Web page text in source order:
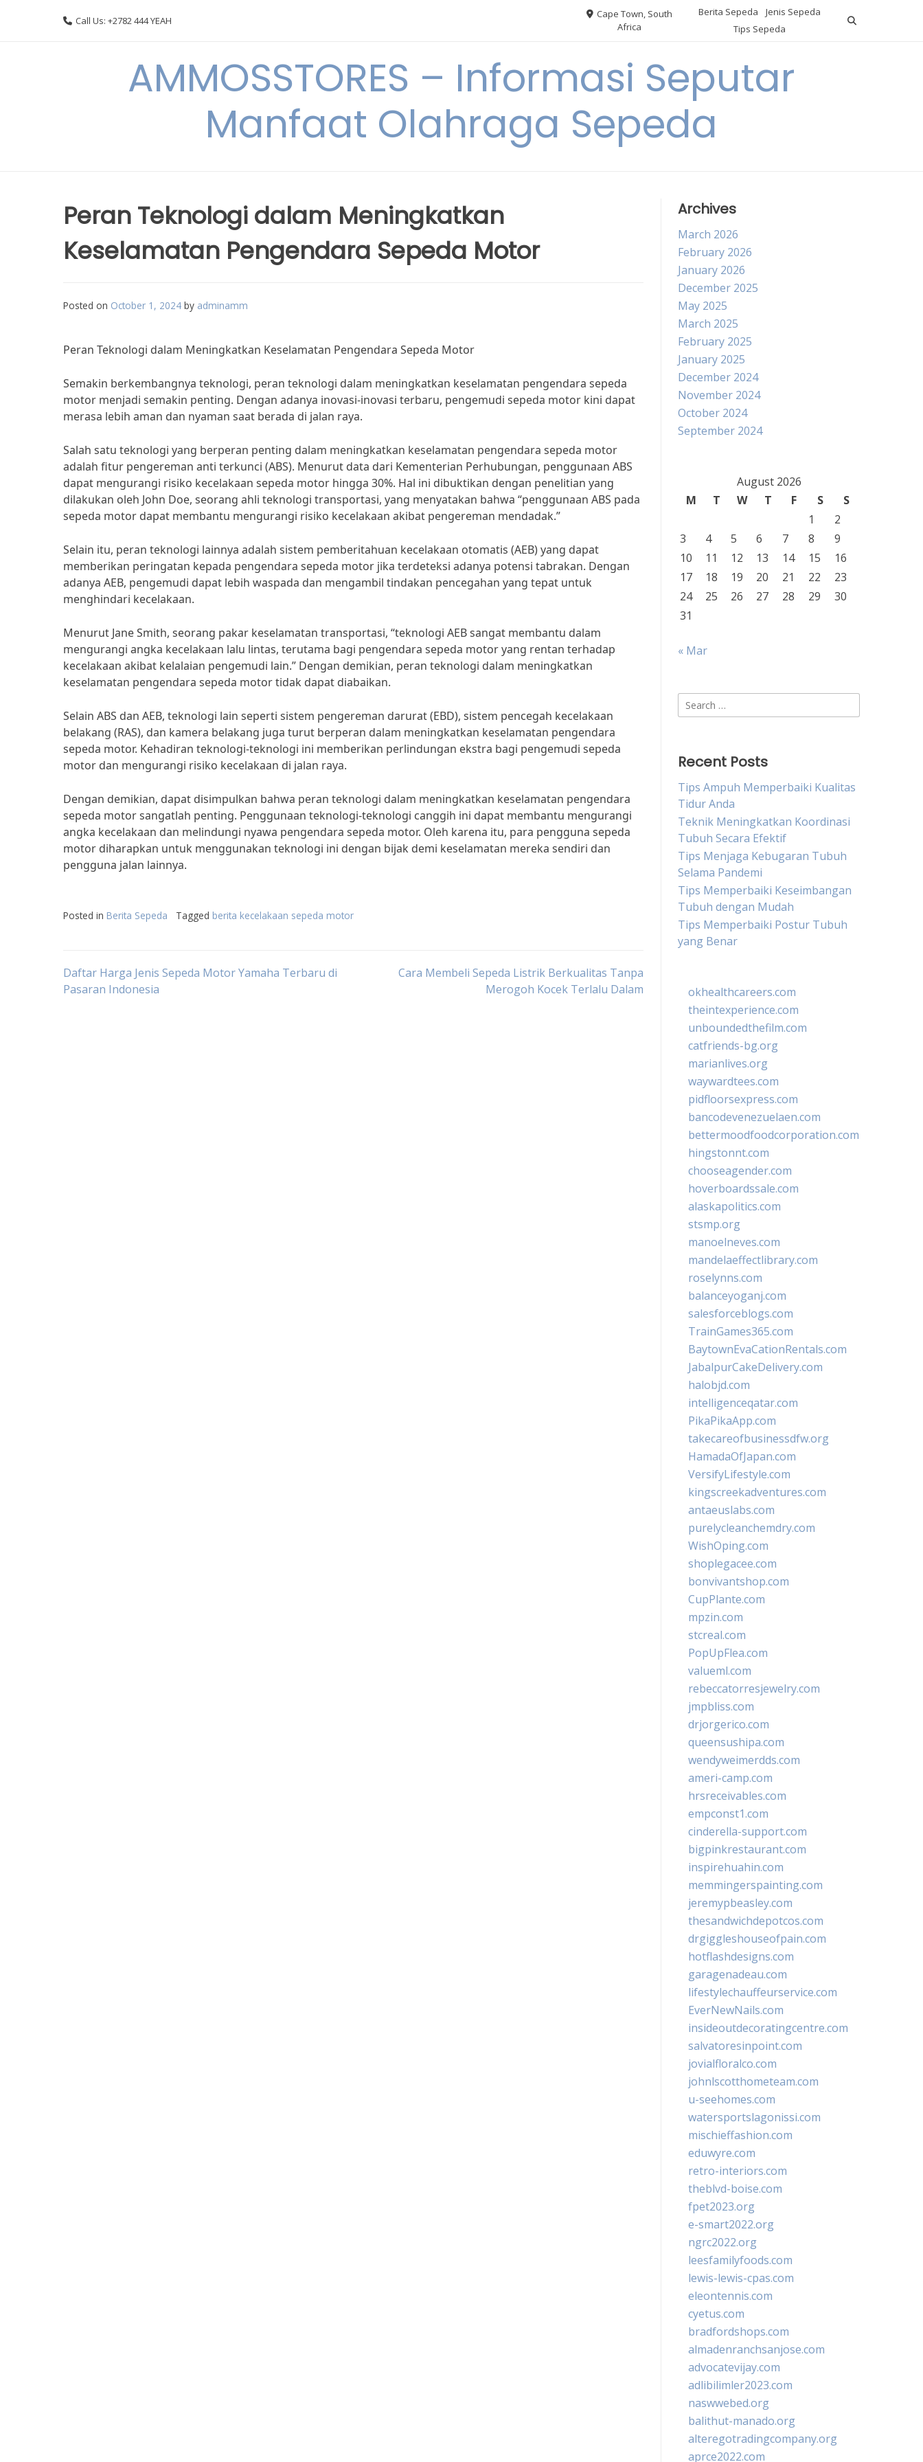
Call Us: +2782 444 YEAH
Cape Town, South
Africa
Berita Sepeda
Jenis Sepeda
Tips Sepeda
AMMOSSTORES – Informasi Seputar
Manfaat Olahraga Sepeda
Peran Teknologi dalam Meningkatkan
Keselamatan Pengendara Sepeda Motor
Posted on October 1, 2024 by adminamm
Peran Teknologi dalam Meningkatkan Keselamatan Pengendara Sepeda Motor
Semakin berkembangnya teknologi, peran teknologi dalam meningkatkan keselamatan pengendara sepeda
motor menjadi semakin penting. Dengan adanya inovasi-inovasi terbaru, pengemudi sepeda motor kini dapat
merasa lebih aman dan nyaman saat berada di jalan raya.
Salah satu teknologi yang berperan penting dalam meningkatkan keselamatan pengendara sepeda motor
adalah fitur pengereman anti terkunci (ABS). Menurut data dari Kementerian Perhubungan, penggunaan ABS
dapat mengurangi risiko kecelakaan sepeda motor hingga 30%. Hal ini dibuktikan dengan penelitian yang
dilakukan oleh John Doe, seorang ahli teknologi transportasi, yang menyatakan bahwa “penggunaan ABS pada
sepeda motor dapat membantu mengurangi risiko kecelakaan akibat pengereman mendadak.”
Selain itu, peran teknologi lainnya adalah sistem pemberitahuan kecelakaan otomatis (AEB) yang dapat
memberikan peringatan kepada pengendara sepeda motor jika terdeteksi adanya potensi tabrakan. Dengan
adanya AEB, pengemudi dapat lebih waspada dan mengambil tindakan pencegahan yang tepat untuk
menghindari kecelakaan.
Menurut Jane Smith, seorang pakar keselamatan transportasi, “teknologi AEB sangat membantu dalam
mengurangi angka kecelakaan lalu lintas, terutama bagi pengendara sepeda motor yang rentan terhadap
kecelakaan akibat kelalaian pengemudi lain.” Dengan demikian, peran teknologi dalam meningkatkan
keselamatan pengendara sepeda motor tidak dapat diabaikan.
Selain ABS dan AEB, teknologi lain seperti sistem pengereman darurat (EBD), sistem pencegah kecelakaan
belakang (RAS), dan kamera belakang juga turut berperan dalam meningkatkan keselamatan pengendara
sepeda motor. Kehadiran teknologi-teknologi ini memberikan perlindungan ekstra bagi pengemudi sepeda
motor dan mengurangi risiko kecelakaan di jalan raya.
Dengan demikian, dapat disimpulkan bahwa peran teknologi dalam meningkatkan keselamatan pengendara
sepeda motor sangatlah penting. Penggunaan teknologi-teknologi canggih ini dapat membantu mengurangi
angka kecelakaan dan melindungi nyawa pengendara sepeda motor. Oleh karena itu, para pengguna sepeda
motor diharapkan untuk menggunakan teknologi ini dengan bijak demi keselamatan mereka sendiri dan
pengguna jalan lainnya.
Posted in Berita Sepeda Tagged berita kecelakaan sepeda motor
Post
Daftar Harga Jenis Sepeda Motor Yamaha Terbaru di
Pasaran Indonesia
Cara Membeli Sepeda Listrik Berkualitas Tanpa
Merogoh Kocek Terlalu Dalam
Archives
March 2026
February 2026
January 2026
December 2025
May 2025
March 2025
February 2025
January 2025
December 2024
November 2024
October 2024
September 2024
August 2026
M
T W T F S
S
1
2
3
4 5 6 7 8
9
10
11 12 13 14 15
16
17
18 19 20 21 22
23
24
25 26 27 28 29
30
31
« Mar
Search
for:
Recent Posts
Tips Ampuh Memperbaiki Kualitas
Tidur Anda
Teknik Meningkatkan Koordinasi
Tubuh Secara Efektif
Tips Menjaga Kebugaran Tubuh
Selama Pandemi
Tips Memperbaiki Keseimbangan
Tubuh dengan Mudah
Tips Memperbaiki Postur Tubuh
yang Benar
okhealthcareers.com
theintexperience.com
unboundedthefilm.com
catfriends-bg.org
marianlives.org
waywardtees.com
pidfloorsexpress.com
bancodevenezuelaen.com
bettermoodfoodcorporation.com
hingstonnt.com
chooseagender.com
hoverboardssale.com
alaskapolitics.com
stsmp.org
manoelneves.com
mandelaeffectlibrary.com
roselynns.com
balanceyoganj.com
salesforceblogs.com
TrainGames365.com
BaytownEvaCationRentals.com
JabalpurCakeDelivery.com
halobjd.com
intelligenceqatar.com
PikaPikaApp.com
takecareofbusinessdfw.org
HamadaOfJapan.com
VersifyLifestyle.com
kingscreekadventures.com
antaeuslabs.com
purelycleanchemdry.com
WishOping.com
shoplegacee.com
bonvivantshop.com
CupPlante.com
mpzin.com
stcreal.com
PopUpFlea.com
valueml.com
rebeccatorresjewelry.com
jmpbliss.com
drjorgerico.com
queensushipa.com
wendyweimerdds.com
ameri-camp.com
hrsreceivables.com
empconst1.com
cinderella-support.com
bigpinkrestaurant.com
inspirehuahin.com
memmingerspainting.com
jeremypbeasley.com
thesandwichdepotcos.com
drgiggleshouseofpain.com
hotflashdesigns.com
garagenadeau.com
lifestylechauffeurservice.com
EverNewNails.com
insideoutdecoratingcentre.com
salvatoresinpoint.com
jovialfloralco.com
johnlscotthometeam.com
u-seehomes.com
watersportslagonissi.com
mischieffashion.com
eduwyre.com
retro-interiors.com
theblvd-boise.com
fpet2023.org
e-smart2022.org
ngrc2022.org
leesfamilyfoods.com
lewis-lewis-cpas.com
eleontennis.com
cyetus.com
bradfordshops.com
almadenranchsanjose.com
advocatevijay.com
adlibilimler2023.com
naswwebed.org
balithut-manado.org
alteregotradingcompany.org
aprce2022.com